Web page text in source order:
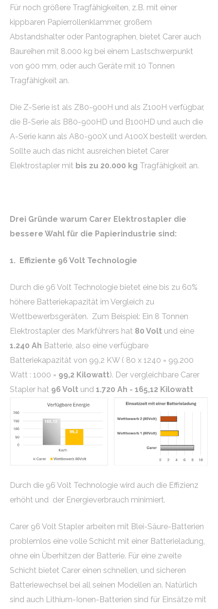
Für noch größere Tragfähigkeiten, z.B. mit einer
kippbaren Papierrollenklammer, großem
Abstandshalter oder Pantographen, bietet Carer auch
Baureihen mit 8.000 kg bei einem Lastschwerpunkt
von 900 mm, oder auch Geräte mit 10 Tonnen
Tragfähigkeit an.
Die Z-Serie ist als Z80-900H und als Z100H verfügbar,
die B-Serie als B80-900HD und B100HD und auch die
A-Serie kann als A80-900X und A100X bestellt werden.
Sollte auch das nicht ausreichen bietet Carer
Elektrostapler mit bis zu 20.000 kg Tragfähigkeit an.
Drei Gründe warum Carer Elektrostapler die
bessere Wahl für die Papierindustrie sind:
1. Effiziente 96 Volt Technologie
Durch die 96 Volt Technologie bietet eine bis zu 60%
höhere Batteriekapazität im Vergleich zu
Wettbewerbsgeräten. Zum Beispiel: Ein 8 Tonnen
Elektrostapler des Markführers hat 80 Volt und eine
1.240 Ah Batterie, also eine verfügbare
Batteriekapazität von 99,2 KW ( 80 x 1240 = 99.200
Watt : 1000 = 99,2 Kilowatt). Der vergleichbare Carer
Stapler hat 96 Volt und 1.720 Ah = 165,12 Kilowatt
Durch die 96 Volt Technologie wird auch die Effizienz
erhöht und der Energieverbrauch minimiert.
Carer 96 Volt Stapler arbeiten mit Blei-Säure-Batterien
problemlos eine volle Schicht mit einer Batterieladung,
ohne ein Überhitzen der Batterie. Für eine zweite
Schicht bietet Carer einen schnellen, und sicheren
Batteriewechsel bei all seinen Modellen an. Natürlich
sind auch Lithium-Ionen-Batterien sind für Einsätze mit